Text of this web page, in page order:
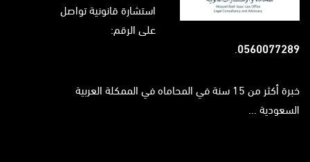
استشارة قانونية تواصل
على الرقم:
0560077289
.
خبرة أكثر من 15 سنة في المحاماه في الممكلة العربية
السعودية ...